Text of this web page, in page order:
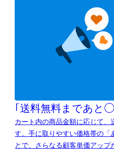
｢送料無料まであと
カート内の商品金額に応じて、
す。手に取りやすい価格帯の「
とで、さらなる顧客単価アップ